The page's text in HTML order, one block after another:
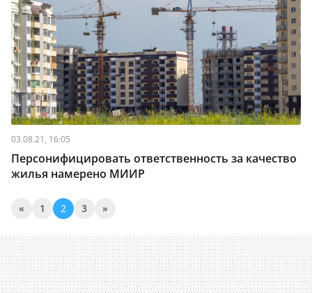
03.08.21, 16:05
Персонифицировать ответственность за качество
жилья намерено МИИР
« 1 2 3 »